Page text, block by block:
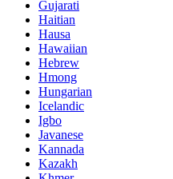
Gujarati
Haitian
Hausa
Hawaiian
Hebrew
Hmong
Hungarian
Icelandic
Igbo
Javanese
Kannada
Kazakh